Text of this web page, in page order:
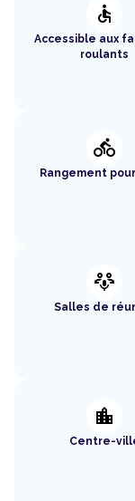
accessible
Accessible aux
roulants
directions_bike
Rangement
adaptive_audio_mic
Salles de
location_city
Centre-